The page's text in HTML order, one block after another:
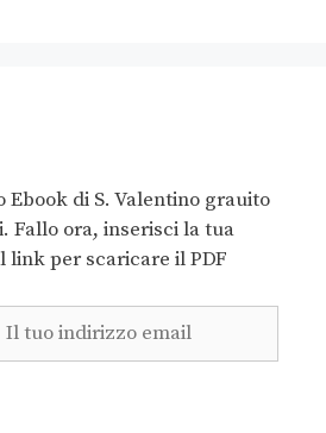
di S. Valentino grauito
Fallo ora, inserisci la tua
link per scaricare il PDF